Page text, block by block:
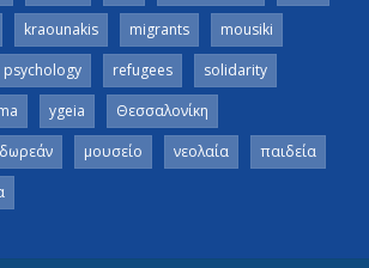
kraounakis migrants
mousiki
psychology refugees
solidarity
ygeia
Θεσσαλονίκη
δωρεάν μουσείο νεολαία
παιδεία